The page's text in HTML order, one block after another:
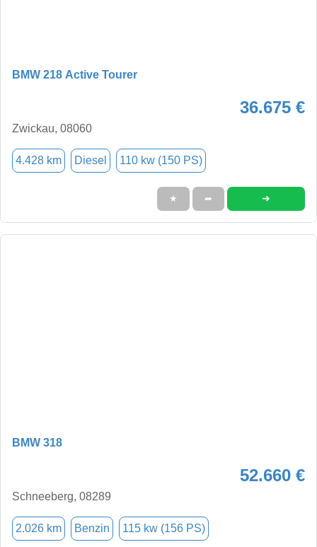
BMW 218 Active Tourer
36.675 €
Zwickau, 08060
4.428 km Diesel 110 kw (150 PS)
★ ➦ ➜
BMW 318
52.660 €
Schneeberg, 08289
2.026 km Benzin 115 kw (156 PS)